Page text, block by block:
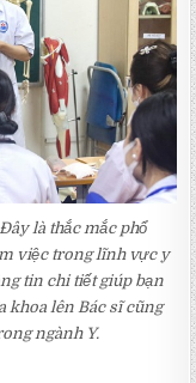
là thắc mắc phổ
việc trong lĩnh vực y
tin chi tiết giúp bạn
khoa lên Bác sĩ cũng
ngành Y.